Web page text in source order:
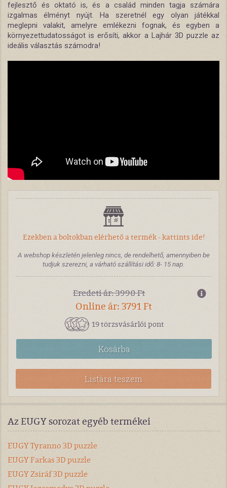
fejlesztő és oktató is, és a család minden tagja számára
izgalmas élményt nyújt. Ha szeretnél egy olyan játékkal
meglepni valakit, amelyre emlékezni fognak, és egyben a
környezettudatosságot is erősíti, akkor a Lajhár 3D puzzle az
ideális választás számodra!
Ezekben a boltokban elérhető a termék - kattints ide!
A webshop készletén jelenleg nincs, de rendelhető, amennyiben be
tudjuk szerezni, a várható szállítási idő: 8- 15 nap.
Eredeti ár: 3990 Ft
Online ár: 3791 Ft
19 törzsvásárlói pont
Kosárba
Listára teszem
Az EUGY sorozat egyéb termékei
EUGY Tyranno 3D puzzle
EUGY Farkas 3D puzzle
EUGY Zsiráf 3D puzzle